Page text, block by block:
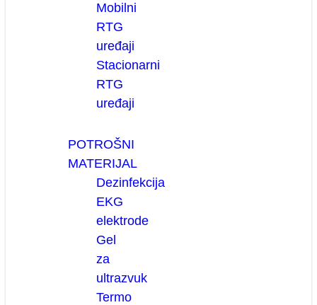
Mobilni
RTG
uređaji
Stacionarni
RTG
uređaji
POTROŠNI
MATERIJAL
Dezinfekcija
EKG
elektrode
Gel
za
ultrazvuk
Termo